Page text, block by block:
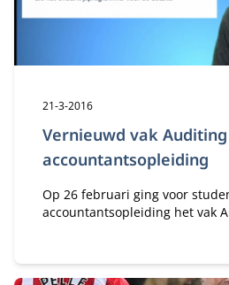
Vernieuwd vak
accountantsopleiding
Publicatiedatum:
21-3-2016
Op 26 februari ging voor
accountantsopleiding het vak
vorm is ingrijpend veranderd.